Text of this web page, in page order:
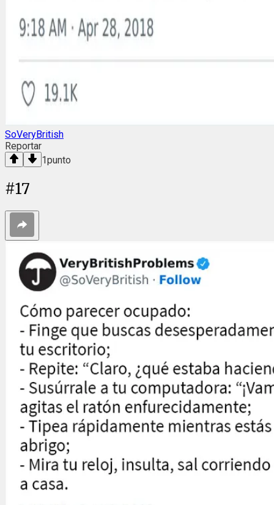
SoVeryBritish
Reportar
1punto
#17